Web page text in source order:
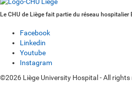
Le CHU de Liège fait partie du réseau hospitalier
Facebook
Linkedin
Youtube
Instagram
©2026 Liège University Hospital - All rights